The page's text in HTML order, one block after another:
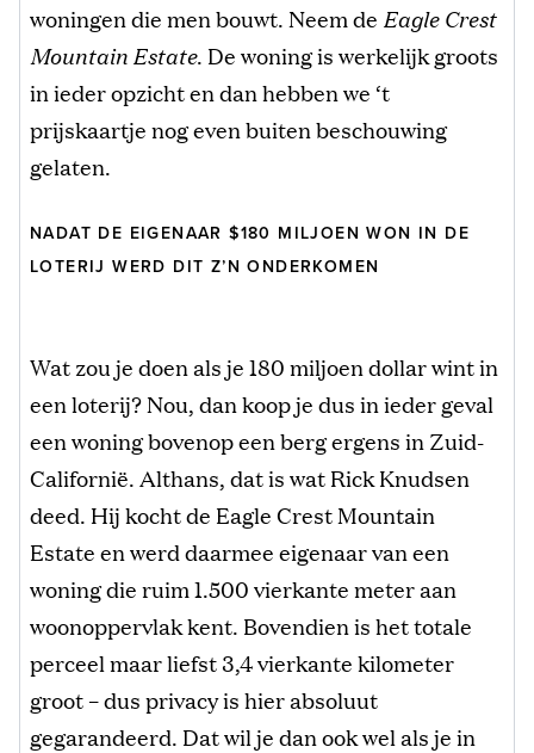
woningen die men bouwt. Neem de Eagle Crest
Mountain Estate. De woning is werkelijk groots
in ieder opzicht en dan hebben we ‘t
prijskaartje nog even buiten beschouwing
gelaten.
NADAT DE EIGENAAR $180 MILJOEN WON IN DE
LOTERIJ WERD DIT Z’N ONDERKOMEN
Wat zou je doen als je 180 miljoen dollar wint in
een loterij? Nou, dan koop je dus in ieder geval
een woning bovenop een berg ergens in Zuid-
Californië. Althans, dat is wat Rick Knudsen
deed. Hij kocht de Eagle Crest Mountain
Estate en werd daarmee eigenaar van een
woning die ruim 1.500 vierkante meter aan
woonoppervlak kent. Bovendien is het totale
perceel maar liefst 3,4 vierkante kilometer
groot – dus privacy is hier absoluut
gegarandeerd. Dat wil je dan ook wel als je in